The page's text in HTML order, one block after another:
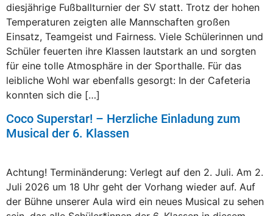
diesjährige Fußballturnier der SV statt. Trotz der hohen
Temperaturen zeigten alle Mannschaften großen
Einsatz, Teamgeist und Fairness. Viele Schülerinnen und
Schüler feuerten ihre Klassen lautstark an und sorgten
für eine tolle Atmosphäre in der Sporthalle. Für das
leibliche Wohl war ebenfalls gesorgt: In der Cafeteria
konnten sich die […]
Coco Superstar! – Herzliche Einladung zum
Musical der 6. Klassen
Achtung! Terminänderung: Verlegt auf den 2. Juli. Am 2.
Juli 2026 um 18 Uhr geht der Vorhang wieder auf. Auf
der Bühne unserer Aula wird ein neues Musical zu sehen